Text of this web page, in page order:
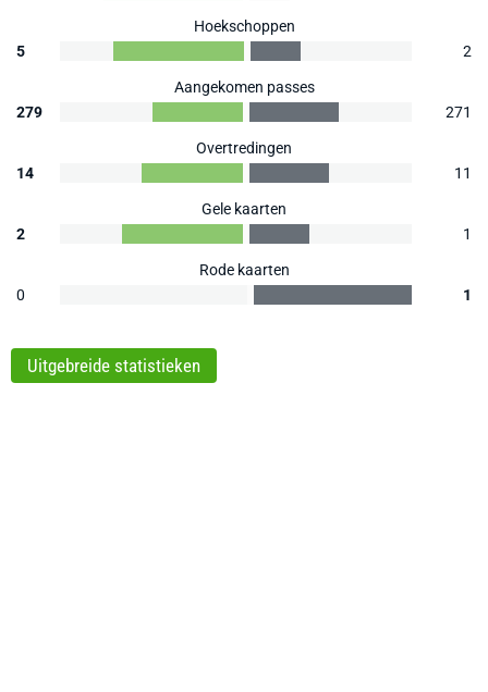
Hoekschoppen
5
2
Aangekomen passes
279
271
Overtredingen
14
11
Gele kaarten
2
1
Rode kaarten
0
1
Uitgebreide statistieken